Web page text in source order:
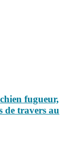
fugueur,
de travers au